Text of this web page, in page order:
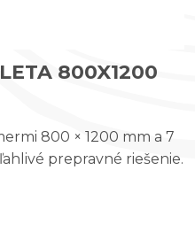
800X1200
800 × 1200 mm a 7
prepravné riešenie.